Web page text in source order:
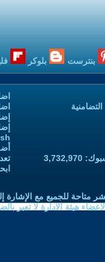
بنترست بلوكر
متاحة للجميع مع الإشارة
هيئة الادارة لا تعبر